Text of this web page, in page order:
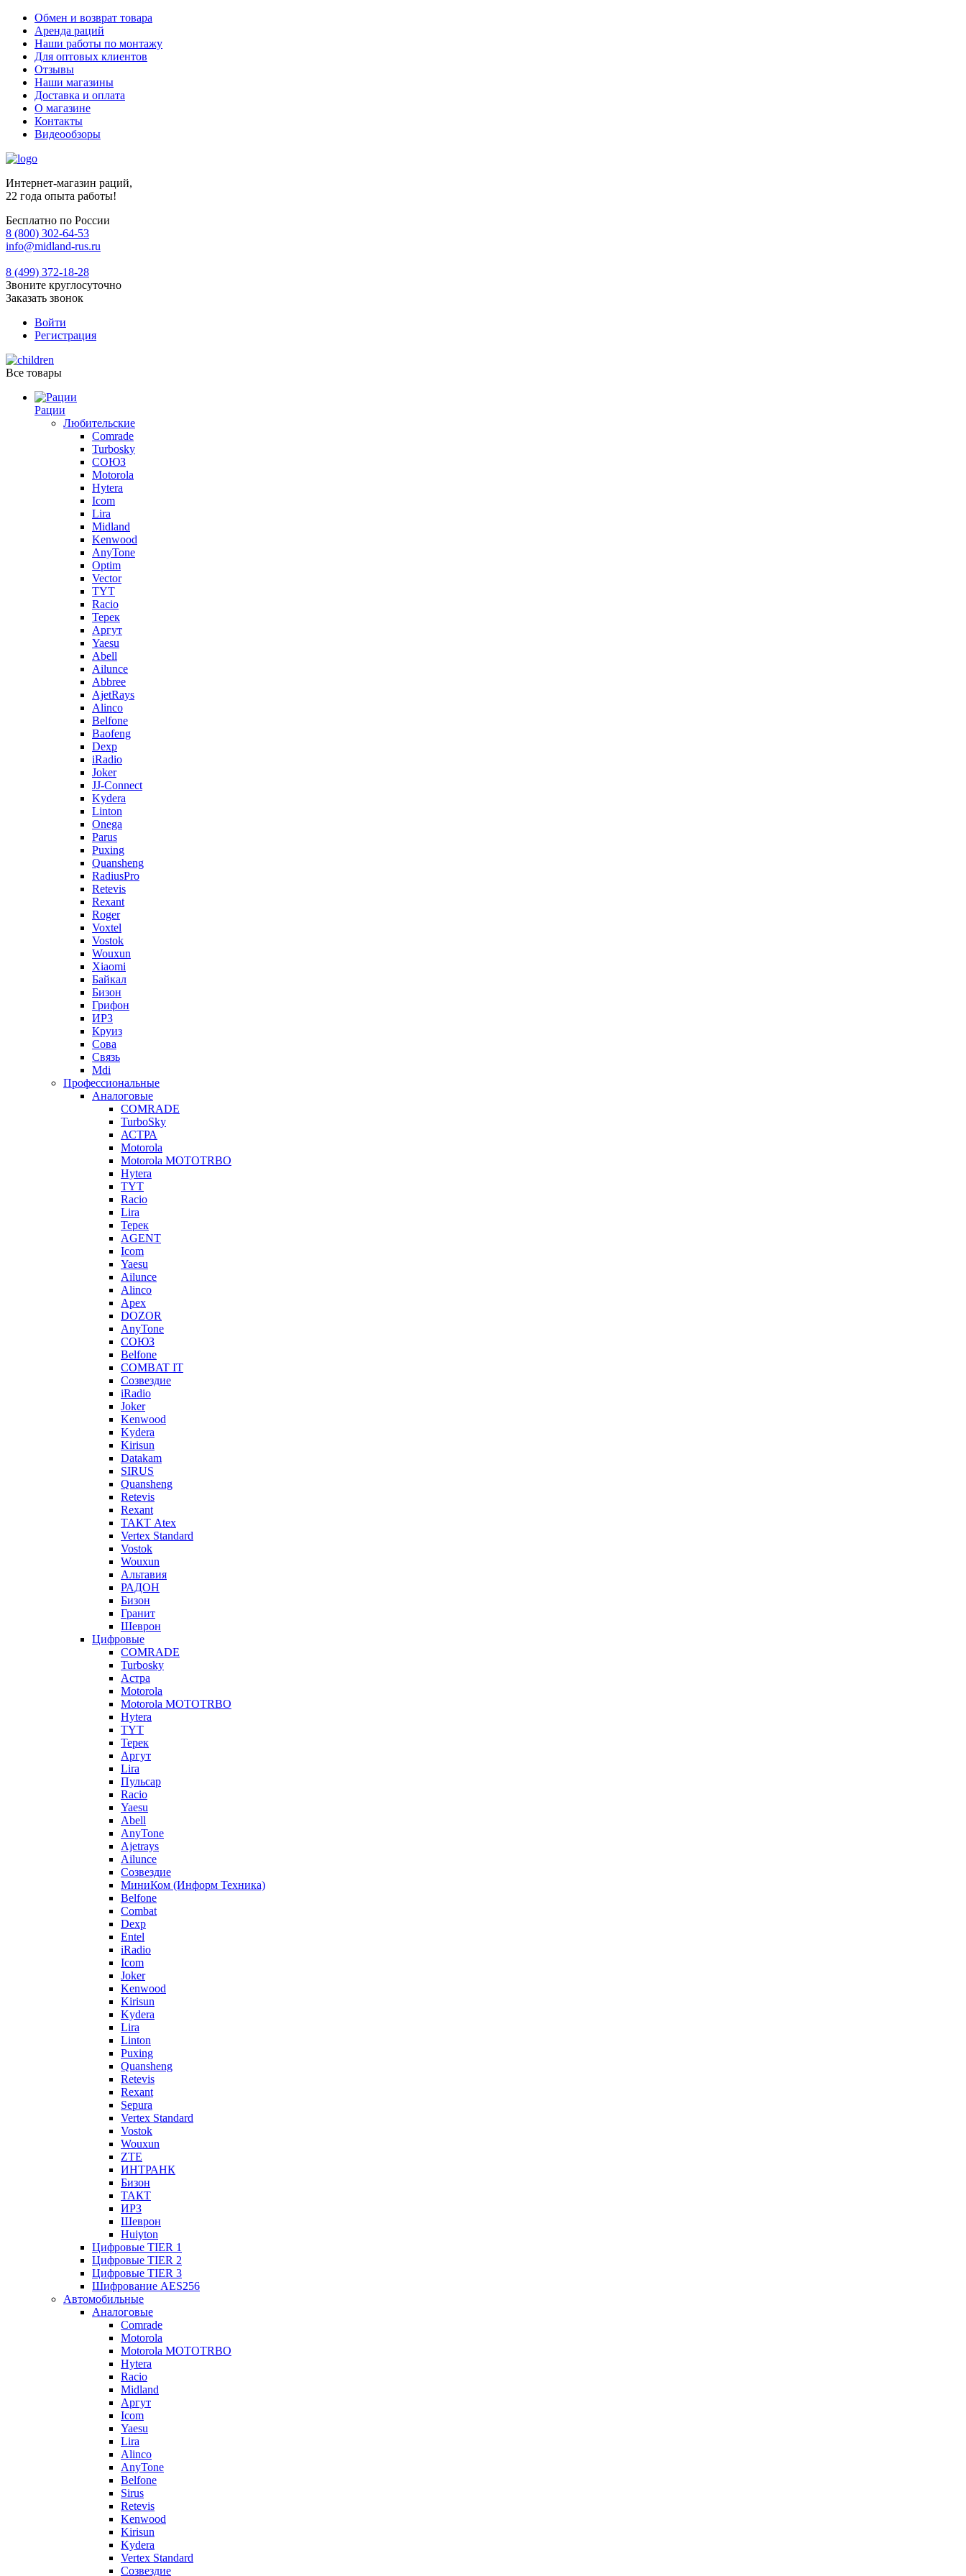
Обмен и возврат товара
Аренда раций
Наши работы по монтажу
Для оптовых клиентов
Отзывы
Наши магазины
Доставка и оплата
О магазине
Контакты
Видеообзоры
Интернет-магазин раций,
22 года опыта работы!
Бесплатно по России
8 (800) 302-64-53
info@midland-rus.ru
8 (499) 372-18-28
Звоните круглосуточно
Заказать звонок
Войти
Регистрация
Все товары
Рации
Любительские
Comrade
Turbosky
СОЮЗ
Motorola
Hytera
Icom
Lira
Midland
Kenwood
AnyTone
Optim
Vector
TYT
Racio
Терек
Аргут
Yaesu
Abell
Ailunce
Abbree
AjetRays
Alinco
Belfone
Baofeng
Dexp
iRadio
Joker
JJ-Connect
Kydera
Linton
Onega
Parus
Puxing
Quansheng
RadiusPro
Retevis
Rexant
Roger
Voxtel
Vostok
Wouxun
Xiaomi
Байкал
Бизон
Грифон
ИРЗ
Круиз
Сова
Связь
Mdi
Профессиональные
Аналоговые
COMRADE
TurboSky
АСТРА
Motorola
Motorola MOTOTRBO
Hytera
TYT
Racio
Lira
Терек
AGENT
Icom
Yaesu
Ailunce
Alinco
Apex
DOZOR
AnyTone
СОЮЗ
Belfone
COMBAT IT
Созвездие
iRadio
Joker
Kenwood
Kydera
Kirisun
Datakam
SIRUS
Quansheng
Retevis
Rexant
ТАКТ Atex
Vertex Standard
Vostok
Wouxun
Альтавия
РАДОН
Бизон
Гранит
Шеврон
Цифровые
COMRADE
Turbosky
Астра
Motorola
Motorola MOTOTRBO
Hytera
TYT
Терек
Аргут
Lira
Пульсар
Racio
Yaesu
Abell
AnyTone
Ajetrays
Ailunce
Созвездие
МиниКом (Информ Техника)
Belfone
Combat
Dexp
Entel
iRadio
Icom
Joker
Kenwood
Kirisun
Kydera
Lira
Linton
Puxing
Quansheng
Retevis
Rexant
Sepura
Vertex Standard
Vostok
Wouxun
ZTE
ИНТРАНК
Бизон
ТАКТ
ИРЗ
Шеврон
Huiyton
Цифровые TIER 1
Цифровые TIER 2
Цифровые TIER 3
Шифрование AES256
Автомобильные
Аналоговые
Comrade
Motorola
Motorola MOTOTRBO
Hytera
Racio
Midland
Аргут
Icom
Yaesu
Lira
Alinco
AnyTone
Belfone
Sirus
Retevis
Kenwood
Kirisun
Kydera
Vertex Standard
Созвездие